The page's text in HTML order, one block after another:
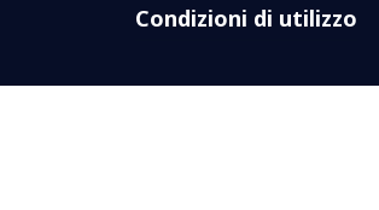
Condizioni di utilizzo